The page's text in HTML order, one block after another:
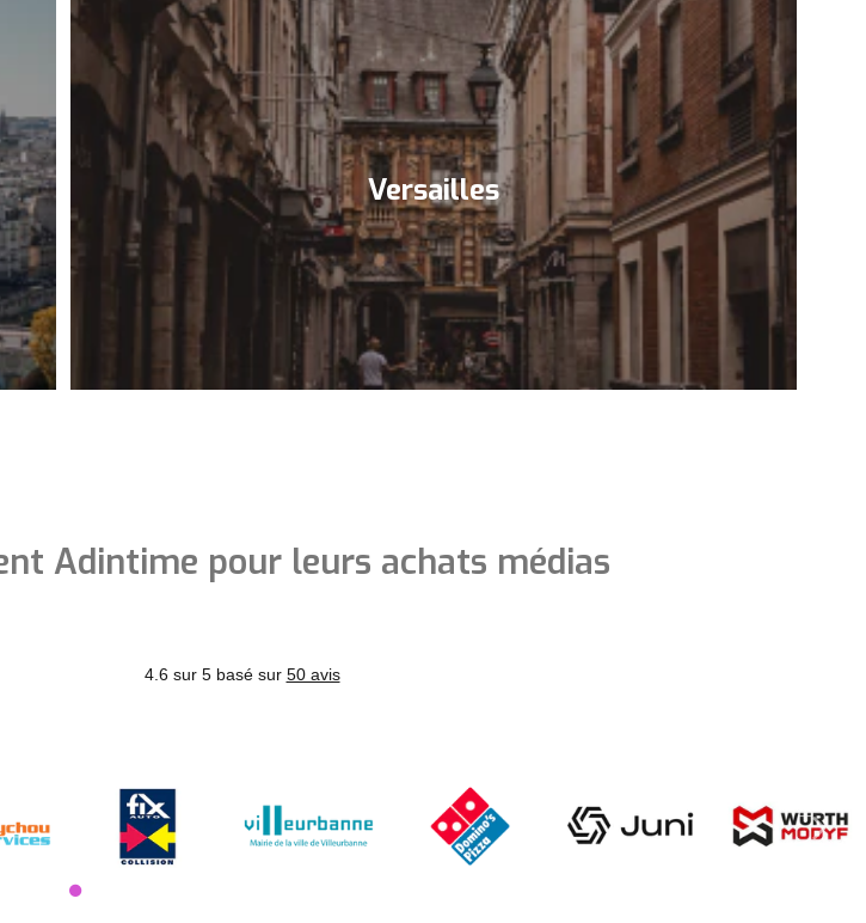
Versailles
Adintime pour leurs achats médias